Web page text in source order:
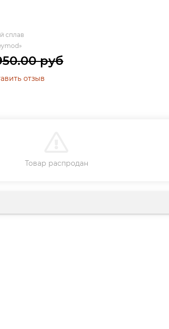
сплав
руб
отзыв
Товар распродан